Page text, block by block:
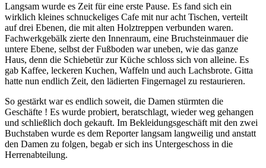
Langsam wurde es Zeit für eine erste Pause. Es fand sich ein
wirklich kleines schnuckeliges Cafe mit nur acht Tischen, verteilt
auf drei Ebenen, die mit alten Holztreppen verbunden waren.
Fachwerkgebälk zierte den Innenraum, eine Bruchsteinmauer die
untere Ebene, selbst der Fußboden war uneben, wie das ganze
Haus, denn die Schiebetür zur Küche schloss sich von alleine. Es
gab Kaffee, leckeren Kuchen, Waffeln und auch Lachsbrote. Gitta
hatte nun endlich Zeit, den lädierten Fingernagel zu restaurieren.
So gestärkt war es endlich soweit, die Damen stürmten die
Geschäfte ! Es wurde probiert, beratschlagt, wieder weg gehangen
und schließlich doch gekauft. Im Bekleidungsgeschäft mit den zwei
Buchstaben wurde es dem Reporter langsam langweilig und anstatt
den Damen zu folgen, begab er sich ins Untergeschoss in die
Herrenabteilung.